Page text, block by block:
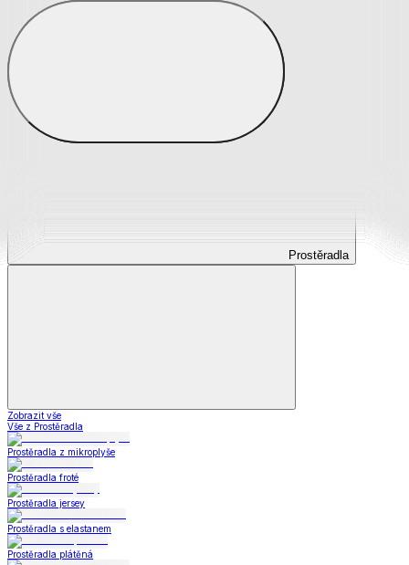
Prostěradla
Prostěradla
Zobrazit vše
Vše z Prostěradla
Prostěradla z mikroplyše
Prostěradla froté
Prostěradla jersey
Prostěradla s elastanem
Prostěradla plátěná